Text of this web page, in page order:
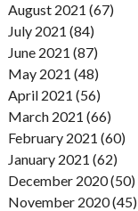
August 2021 (67)
July 2021 (84)
June 2021 (87)
May 2021 (48)
April 2021 (56)
March 2021 (66)
February 2021 (60)
January 2021 (62)
December 2020 (50)
November 2020 (45)